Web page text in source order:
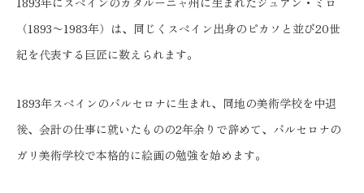
（1893〜1983年）は、同じくスペイン出身のピカソと並び20世
紀を代表する巨匠に数えられます。
1893年スペインのバルセロナに生まれ、同地の美術学校を中退
後、会計の仕事に就いたものの2年余りで辞めて、バルセロナの
ガリ美術学校で本格的に絵画の勉強を始めます。